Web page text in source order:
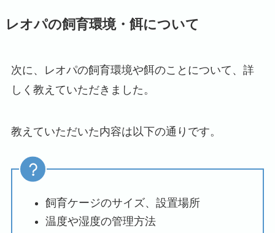
レオパの飼育環境・餌について
次に、レオパの飼育環境や餌のことについて、詳
しく教えていただきました。
教えていただいた内容は以下の通りです。
飼育ケージのサイズ、設置場所
温度や湿度の管理方法